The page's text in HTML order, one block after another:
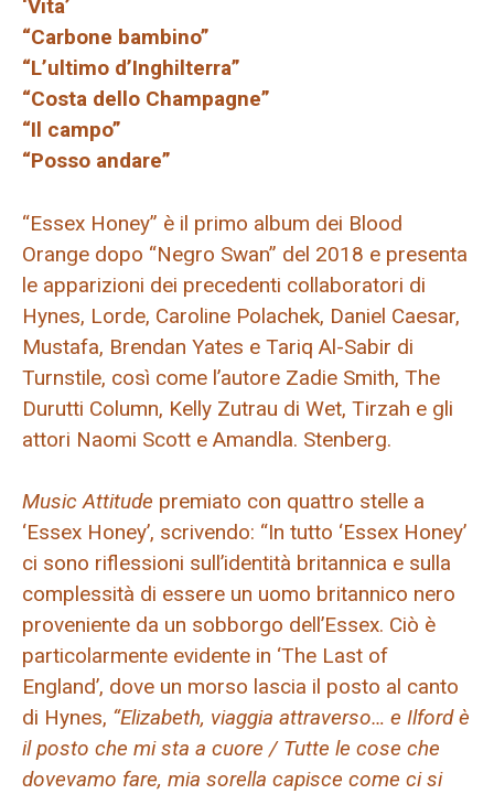
‘Vita’
“Carbone bambino”
“L’ultimo d’Inghilterra”
“Costa dello Champagne”
“Il campo”
“Posso andare”
“Essex Honey” è il primo album dei Blood
Orange dopo “Negro Swan” del 2018 e presenta
le apparizioni dei precedenti collaboratori di
Hynes, Lorde, Caroline Polachek, Daniel Caesar,
Mustafa, Brendan Yates e Tariq Al-Sabir di
Turnstile, così come l’autore Zadie Smith, The
Durutti Column, Kelly Zutrau di Wet, Tirzah e gli
attori Naomi Scott e Amandla. Stenberg.
Music Attitude premiato con quattro stelle a
‘Essex Honey’, scrivendo: “In tutto ‘Essex Honey’
ci sono riflessioni sull’identità britannica e sulla
complessità di essere un uomo britannico nero
proveniente da un sobborgo dell’Essex. Ciò è
particolarmente evidente in ‘The Last of
England’, dove un morso lascia il posto al canto
di Hynes, “Elizabeth, viaggia attraverso… e Ilford è
il posto che mi sta a cuore / Tutte le cose che
dovevamo fare, mia sorella capisce come ci si